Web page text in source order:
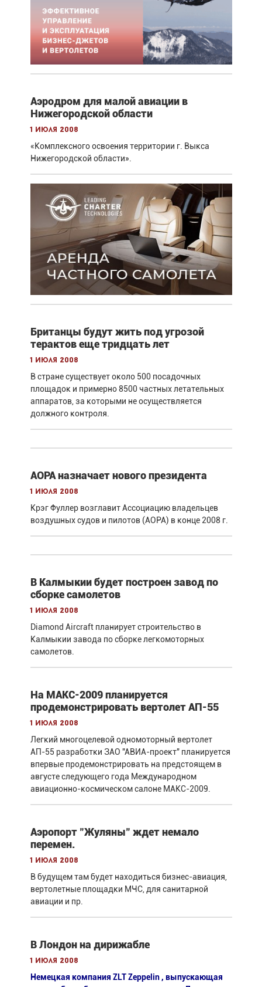
Аэродром для малой авиации в
Нижегородской области
1 июля 2008
«Комплексного освоения территории г. Выкса
Нижегородской области».
Британцы будут жить под угрозой
терактов еще тридцать лет
1 июля 2008
В стране существует около 500 посадочных
площадок и примерно 8500 частных летательных
аппаратов, за которыми не осуществляется
должного контроля.
AOPA назначает нового президента
1 июля 2008
Крэг Фуллер возглавит Ассоциацию владельцев
воздушных судов и пилотов (АОРА) в конце 2008 г.
В Калмыкии будет построен завод по
сборке самолетов
1 июля 2008
Diamond Aircraft планирует строительство в
Калмыкии завода по сборке легкомоторных
самолетов.
На МАКС-2009 планируется
продемонстрировать вертолет АП-55
1 июля 2008
Легкий многоцелевой одномоторный вертолет
АП-55 разработки ЗАО "АВИА-проект" планируется
впервые продемонстрировать на предстоящем в
августе следующего года Международном
авиационно-космическом салоне МАКС-2009.
Аэропорт "Жуляны" ждет немало
перемен.
1 июля 2008
В будущем там будет находиться бизнес-авиация,
вертолетные площадки МЧС, для санитарной
авиации и пр.
В Лондон на дирижабле
1 июля 2008
Немецкая компания ZLT Zeppelin , выпускающая